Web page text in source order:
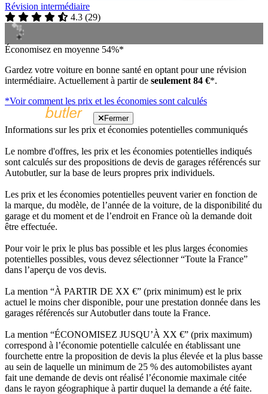
Révision intermédiaire
4.3 (29)
Économisez en moyenne 54%*
Gardez votre voiture en bonne santé en optant pour une révision
intermédiaire. Actuellement à partir de seulement 84 €*.
*Voir comment les prix et les économies sont calculés
Fermer
Informations sur les prix et économies potentielles communiqués
Le nombre d'offres, les prix et les économies potentielles indiqués
sont calculés sur des propositions de devis de garages référencés sur
Autobutler, sur la base de leurs propres prix individuels.
Les prix et les économies potentielles peuvent varier en fonction de
la marque, du modèle, de l’année de la voiture, de la disponibilité du
garage et du moment et de l’endroit en France où la demande doit
être effectuée.
Pour voir le prix le plus bas possible et les plus larges économies
potentielles possibles, vous devez sélectionner “Toute la France”
dans l’aperçu de vos devis.
La mention “À PARTIR DE XX €” (prix minimum) est le prix
actuel le moins cher disponible, pour une prestation donnée dans les
garages référencés sur Autobutler dans toute la France.
La mention “ÉCONOMISEZ JUSQU’À XX €” (prix maximum)
correspond à l’économie potentielle calculée en établissant une
fourchette entre la proposition de devis la plus élevée et la plus basse
au sein de laquelle un minimum de 25 % des automobilistes ayant
fait une demande de devis ont réalisé l’économie maximale citée
dans le rayon géographique à partir duquel la demande a été faite.